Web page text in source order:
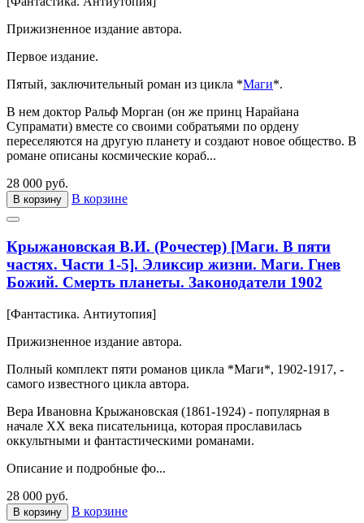
Прижизненное издание автора.
Первое издание.
Пятый, заключительный роман из цикла *Маги*.
В нем доктор Ральф Морган (он же принц Нарайана
Супрамати) вместе со своими собратьями по ордену
переселяются на другую планету и создают новое общество. В
романе описаны космические кораб...
28 000 руб.
В корзину В корзине
Крыжановская В.И. (Рочестер) [Маги. В пяти
частях. Части 1-5]. Эликсир жизни. Маги. Гнев
Божий. Смерть планеты. Законодатели 1902
[Фантастика. Антиутопия]
Прижизненное издание автора.
Полный комплект пяти романов цикла *Маги*, 1902-1917, -
самого известного цикла автора.
Вера Ивановна Крыжановская (1861-1924) - популярная в
начале XX века писательница, которая прославилась
оккультными и фантастическими романами.
Описание и подробные фо...
28 000 руб.
В корзину В корзине